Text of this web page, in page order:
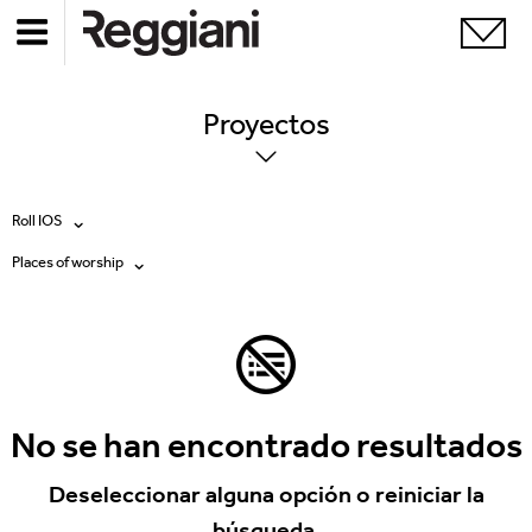
Proyectos
Roll IOS
Todos los productos
Mood Evo
Traceline System
Places of worship
No se han encontrado resultados
Deseleccionar alguna opción o reiniciar la